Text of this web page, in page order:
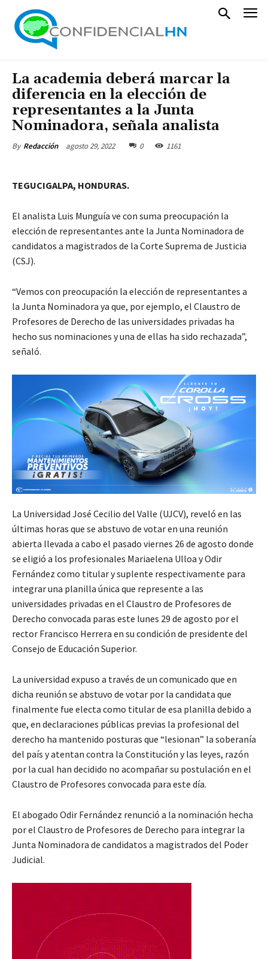
La academia deberá marcar la
diferencia en la elección de
representantes a la Junta
Nominadora, señala analista
By Redacción agosto 29, 2022 0 1161
TEGUCIGALPA, HONDURAS.
El analista Luis Munguía ve con suma preocupación la
elección de representantes ante la Junta Nominadora de
candidatos a magistrados de la Corte Suprema de Justicia
(CSJ).
“Vemos con preocupación la elección de representantes a
la Junta Nominadora ya que, por ejemplo, el Claustro de
Profesores de Derecho de las universidades privadas ha
hecho sus nominaciones y una de ellas ha sido rechazada”,
señaló.
La Universidad José Cecilio del Valle (UJCV), reveló en las
últimas horas que se abstuvo de votar en una reunión
abierta llevada a cabo el pasado viernes 26 de agosto donde
se eligió a los profesionales Mariaelena Ulloa y Odir
Fernández como titular y suplente respectivamente para
integrar una planilla única que represente a las
universidades privadas en el Claustro de Profesores de
Derecho convocada paras este lunes 29 de agosto por el
rector Francisco Herrera en su condición de presidente del
Consejo de Educación Superior.
La universidad expuso a través de un comunicado que en
dicha reunión se abstuvo de votar por la candidata que
finalmente fue electa como titular de esa planilla debido a
que, en declaraciones públicas previas la profesional del
derecho ha mantenido posturas que “lesionan” la soberanía
del país y atentan contra la Constitución y las leyes, razón
por la cual han decidido no acompañar su postulación en el
Claustro de Profesores convocada para este día.
El abogado Odir Fernández renunció a la nominación hecha
por el Claustro de Profesores de Derecho para integrar la
Junta Nominadora de candidatos a magistrados del Poder
Judicial.